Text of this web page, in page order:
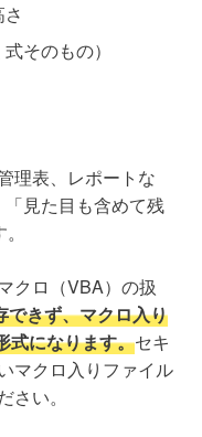
そのもの）
理表、レポートな
見た目も含めて残
クロ（VBA）の扱
できず、マクロ入り
式になります。セキ
マクロ入りファイル
い。